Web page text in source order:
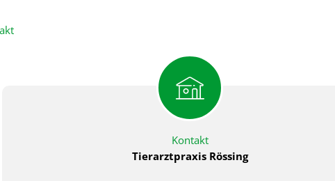
Kontakt
Tierarztpraxis Rössing